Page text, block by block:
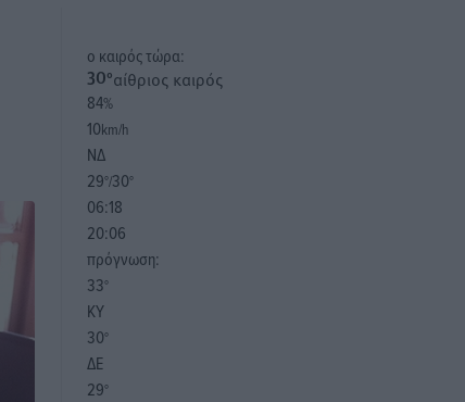
o καιρός τώρα:
30°αίθριος καιρός
84%
10km/h
ΝΔ
29°/30°
06:18
20:06
πρόγνωση:
33°
ΚΥ
30°
ΔΕ
29°